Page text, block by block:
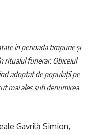
în perioada timpurie și
ritualul funerar. Obiceiul
adoptat de populații pe
mai ales sub denumirea
Gavrilă Simion,